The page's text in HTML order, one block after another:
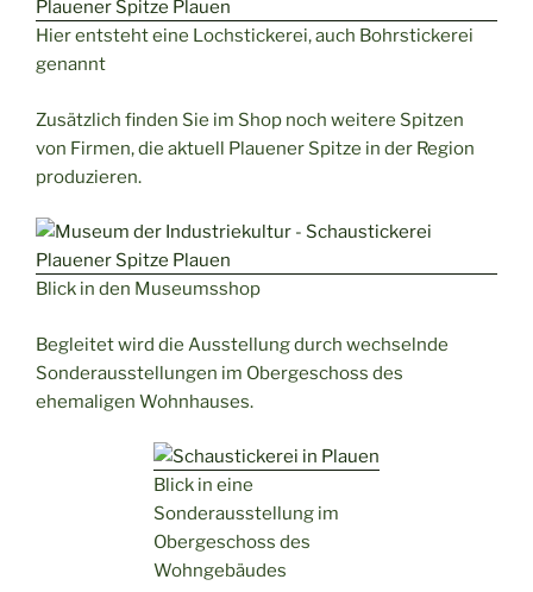
Hier entsteht eine Lochstickerei, auch Bohrstickerei
genannt
Zusätzlich finden Sie im Shop noch weitere Spitzen
von Firmen, die aktuell Plauener Spitze in der Region
produzieren.
Blick in den Museumsshop
Begleitet wird die Ausstellung durch wechselnde
Sonderausstellungen im Obergeschoss des
ehemaligen Wohnhauses.
Blick in eine
Sonderausstellung im
Obergeschoss des
Wohngebäudes